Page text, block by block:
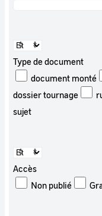
Type de document
document monté
dossier tournage
sujet
Accès
Non publié